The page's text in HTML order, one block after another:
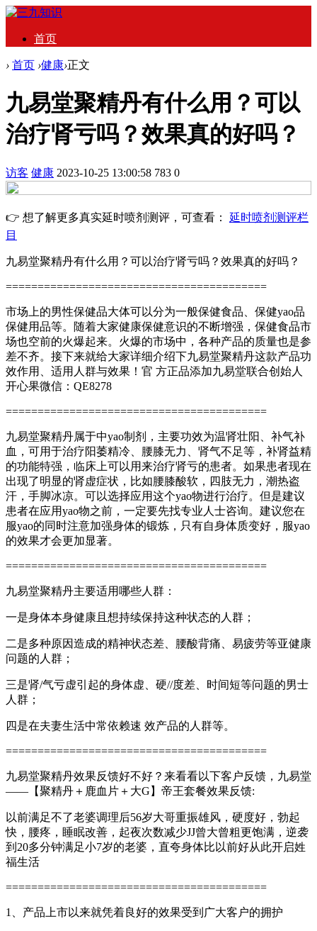
首页
› 首页 ›健康›正文
九易堂聚精丹有什么用？可以
治疗肾亏吗？效果真的好吗？
访客 健康 2023-10-25 13:00:58 783 0
👉 想了解更多真实延时喷剂测评，可查看： 延时喷剂测评栏
目
九易堂聚精丹有什么用？可以治疗肾亏吗？效果真的好吗？
=========================================
市场上的男性保健品大体可以分为一般保健食品、保健yao品
保健用品等。随着大家健康保健意识的不断增强，保健食品市
场也空前的火爆起来。火爆的市场中，各种产品的质量也是参
差不齐。接下来就给大家详细介绍下九易堂聚精丹这款产品功
效作用、适用人群与效果！官 方正品添加九易堂联合创始人
开心果微信：QE8278
=========================================
九易堂聚精丹属于中yao制剂，主要功效为温肾壮阳、补气补
血，可用于治疗阳萎精冷、腰膝无力、肾气不足等，补肾益精
的功能特强，临床上可以用来治疗肾亏的患者。如果患者现在
出现了明显的肾虚症状，比如腰膝酸软，四肢无力，潮热盗
汗，手脚冰凉。可以选择应用这个yao物进行治疗。但是建议
患者在应用yao物之前，一定要先找专业人士咨询。建议您在
服yao的同时注意加强身体的锻炼，只有自身体质变好，服yao
的效果才会更加显著。
=========================================
九易堂聚精丹主要适用哪些人群：
一是身体本身健康且想持续保持这种状态的人群；
二是多种原因造成的精神状态差、腰酸背痛、易疲劳等亚健康
问题的人群；
三是肾/气亏虚引起的身体虚、硬//度差、时间短等问题的男士
人群；
四是在夫妻生活中常依赖速 效产品的人群等。
=========================================
九易堂聚精丹效果反馈好不好？来看看以下客户反馈，九易堂
——【聚精丹＋鹿血片＋大G】帝王套餐效果反馈:
以前满足不了老婆调理后56岁大哥重振雄风，硬度好，勃起
快，腰疼，睡眠改善，起夜次数减少JJ曾大曾粗更饱满，逆袭
到20多分钟满足小7岁的老婆，直夸身体比以前好从此开启姓
福生活
=========================================
1、产品上市以来就凭着良好的效果受到广大客户的拥护